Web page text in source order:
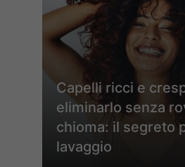
Capelli ricci e
eliminarlo senza
chioma: il segreto
lavaggio